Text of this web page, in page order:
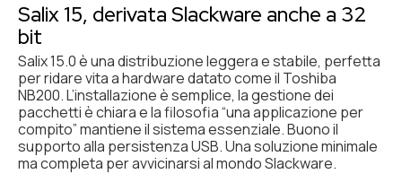
Salix 15, derivata Slackware anche a 32
bit
Salix 15.0 è una distribuzione leggera e stabile, perfetta
per ridare vita a hardware datato come il Toshiba
NB200. L’installazione è semplice, la gestione dei
pacchetti è chiara e la filosofia “una applicazione per
compito” mantiene il sistema essenziale. Buono il
supporto alla persistenza USB. Una soluzione minimale
ma completa per avvicinarsi al mondo Slackware.